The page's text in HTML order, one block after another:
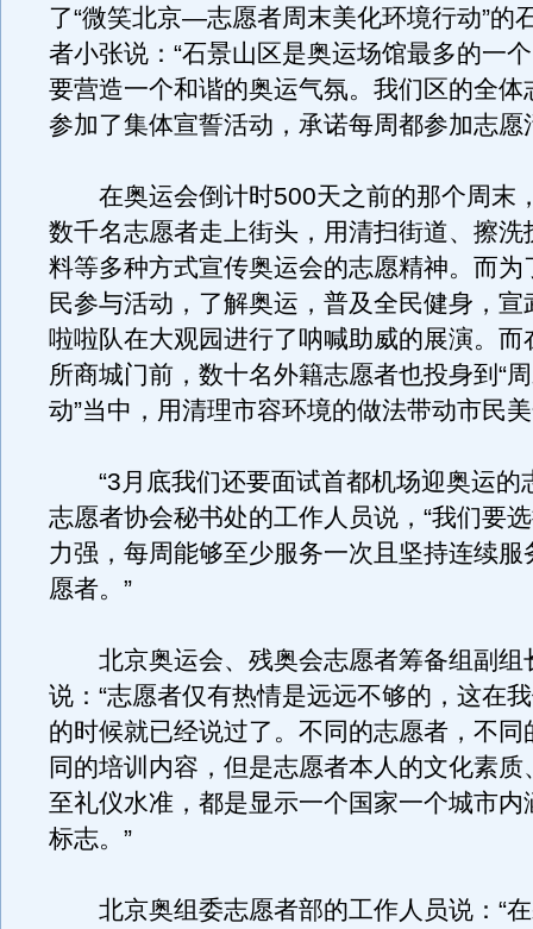
了“微笑北京—志愿者周末美化环境行动”的
者小张说：“石景山区是奥运场馆最多的一
要营造一个和谐的奥运气氛。我们区的全体
参加了集体宣誓活动，承诺每周都参加志愿
在奥运会倒计时500天之前的那个周末
数千名志愿者走上街头，用清扫街道、擦洗
料等多种方式宣传奥运会的志愿精神。而为
民参与活动，了解奥运，普及全民健身，宣
啦啦队在大观园进行了呐喊助威的展演。而
所商城门前，数十名外籍志愿者也投身到“
动”当中，用清理市容环境的做法带动市民
“3月底我们还要面试首都机场迎奥运的
志愿者协会秘书处的工作人员说，“我们要
力强，每周能够至少服务一次且坚持连续服
愿者。”
北京奥运会、残奥会志愿者筹备组副组
说：“志愿者仅有热情是远远不够的，这在
的时候就已经说过了。不同的志愿者，不同
同的培训内容，但是志愿者本人的文化素质
至礼仪水准，都是显示一个国家一个城市内
标志。”
北京奥组委志愿者部的工作人员说：“